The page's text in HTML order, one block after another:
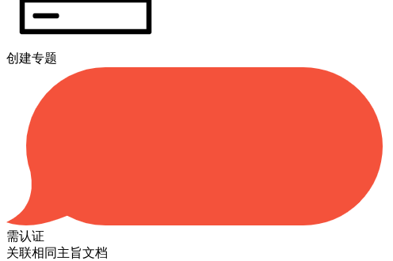
创建专题
需认证
关联相同主旨文档